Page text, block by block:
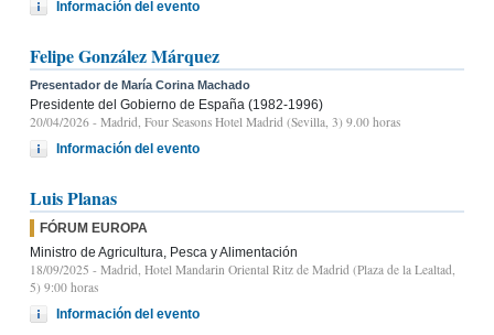
Información del evento
Felipe González Márquez
Presentador de María Corina Machado
Presidente del Gobierno de España (1982-1996)
20/04/2026 - Madrid, Four Seasons Hotel Madrid (Sevilla, 3) 9.00 horas
Información del evento
Luis Planas
FÓRUM EUROPA
Ministro de Agricultura, Pesca y Alimentación
18/09/2025 - Madrid, Hotel Mandarin Oriental Ritz de Madrid (Plaza de la Lealtad,
5) 9:00 horas
Información del evento